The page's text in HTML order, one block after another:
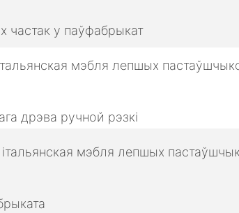
частак у паўфабрыкат
дрэва ручной рэзкі